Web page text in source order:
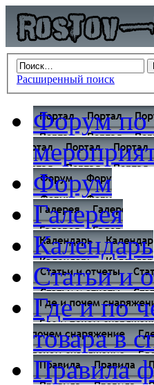
Расширенный поиск
Форум по
Форум
Галерея
Календарь
Статьи и
Где и по
товара в
Правила